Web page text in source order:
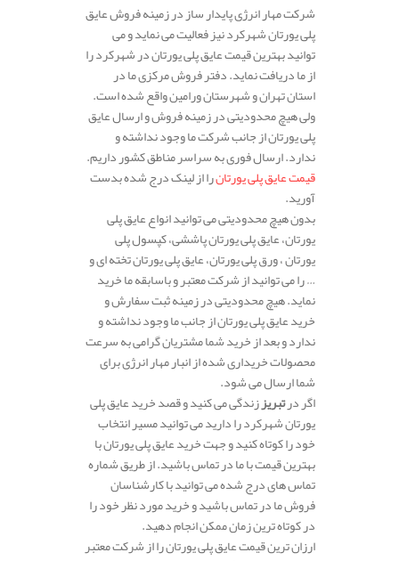
شرکت مهار انرژی پایدار ساز در زمینه فروش عایق
پلی یورتان شهرکرد نیز فعالیت می نماید و می
توانید بهترین قیمت عایق پلی یورتان در شهرکرد را
از ما دریافت نماید. دفتر فروش مرکزی ما در
استان تهران و شهرستان ورامین واقع شده است.
ولی هیچ محدودیتی در زمینه فروش و ارسال عایق
پلی یورتان از جانب شرکت ما وجود نداشته و
ندارد. ارسال فوری به سراسر مناطق کشور داریم.
قیمت عایق پلی یورتانرا از لینک درج شده بدست
آورید.
بدون هیچ محدودیتی می توانید انواع عایق پلی
یورتان، عایق پلی یورتان پاششی، کپسول پلی
یورتان ، ورق پلی یورتان، عایق پلی یورتان تخته ای و
… را می توانید از شرکت معتبر و باسابقه ما خرید
نماید. هیچ محدودیتی در زمینه ثبت سفارش و
خرید عایق پلی یورتان از جانب ما وجود نداشته و
ندارد و بعد از خرید شما مشتریان گرامی به سرعت
محصولات خریداری شده از انبار مهار انرژی برای
شما ارسال می شود.
اگر درتبریززندگی می کنید و قصد خرید عایق پلی
یورتان شهرکرد را دارید می توانید مسیر انتخاب
خود را کوتاه کنید و جهت خرید عایق پلی یورتان با
بهترین قیمت با ما در تماس باشید. از طریق شماره
تماس های درج شده می توانید با کارشناسان
فروش ما در تماس باشید و خرید مورد نظر خود را
در کوتاه ترین زمان ممکن انجام دهید.
ارزان ترین قیمت عایق پلی یورتان را از شرکت معتبر